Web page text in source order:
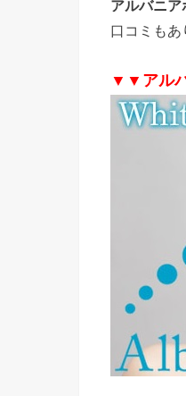
アルバニア
口コミも
▼▼アル